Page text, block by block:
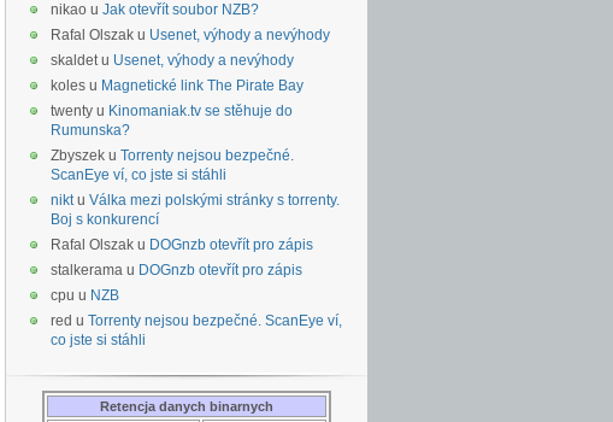
nikao u Jak otevřít soubor NZB?
Rafal Olszak u Usenet, výhody a nevýhody
skaldet u Usenet, výhody a nevýhody
koles u Magnetické link The Pirate Bay
twenty u Kinomaniak.tv se stěhuje do
Rumunska?
Zbyszek u Torrenty nejsou bezpečné.
ScanEye ví, co jste si stáhli
niktu Válka mezi polskými stránky s torrenty.
Boj s konkurencí
Rafal Olszak u DOGnzb otevřít pro zápis
stalkerama u DOGnzb otevřít pro zápis
cpu u NZB
red u Torrenty nejsou bezpečné. ScanEye ví,
co jste si stáhli
Retencja danych binarnych